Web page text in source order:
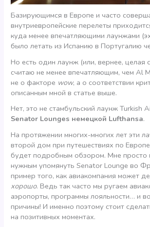
Базирующимся в Европе и часто
внутриевропейские перелеты
куда менее впечатляющими лаунжами
было летать из Испанию в Португалию
Но есть один лаунж (или, вернее, целая
считаю не менее впечатляющим, чем Al
не о факторе wow, а о соответствии
описанным мной в статье выше.
Нет, это не стамбульский лаунж Turkish
Senator Lounges немецкой Lufthansa.
На протяжении многих-многих лет эти
второй дом при путешествиях по
будет подробным обзором. Мне просто
нужным упомянуть Senator Lounge во
пример того, как авиакомпания может
хорошо. Ведь так часто мы ругаем
аэропорты, программы лояльности… и
причины! И именно поэтому стоит
на позитивных моментах.